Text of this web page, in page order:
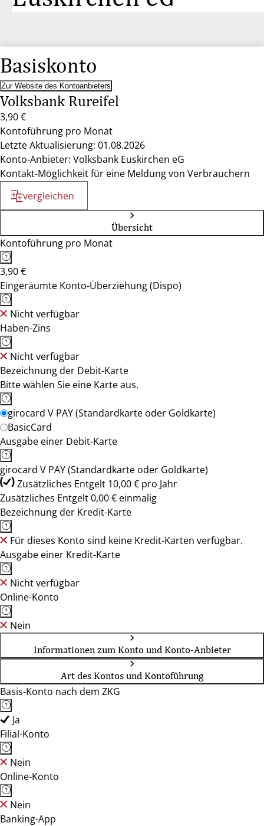
Basiskonto
Zur Website des Kontoanbieters
Volksbank Rureifel
3,90 €
Kontoführung pro Monat
Letzte Aktualisierung: 01.08.2026
Konto-Anbieter: Volksbank Euskirchen eG
Kontakt-Möglichkeit für eine Meldung von Verbrauchern
vergleichen
Übersicht
Kontoführung pro Monat
3,90 €
Eingeräumte Konto-Überziehung (Dispo)
Nicht verfügbar
Haben-Zins
Nicht verfügbar
Bezeichnung der Debit-Karte
Bitte wählen Sie eine Karte aus.
girocard V PAY (Standardkarte oder Goldkarte)
BasicCard
Ausgabe einer Debit-Karte
girocard V PAY (Standardkarte oder Goldkarte)
Zusätzliches Entgelt 10,00 € pro Jahr
Zusätzliches Entgelt 0,00 € einmalig
Bezeichnung der Kredit-Karte
Für dieses Konto sind keine Kredit-Karten verfügbar.
Ausgabe einer Kredit-Karte
Nicht verfügbar
Online-Konto
Nein
Informationen zum Konto und Konto-Anbieter
Art des Kontos und Kontoführung
Basis-Konto nach dem ZKG
Ja
Filial-Konto
Nein
Online-Konto
Nein
Banking-App